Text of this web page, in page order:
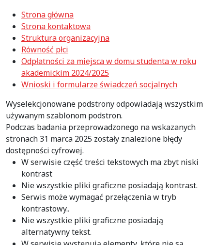
Strona główna
Strona kontaktowa
Struktura organizacyjna
Równość płci
Odpłatności za miejsca w domu studenta w roku
akademickim 2024/2025
Wnioski i formularze świadczeń socjalnych
Wyselekcjonowane podstrony odpowiadają wszystkim
używanym szablonom podstron.
Podczas badania przeprowadzonego na wskazanych
stronach 31 marca 2025 zostały znalezione błędy
dostępności cyfrowej.
W serwisie część treści tekstowych ma zbyt niski
kontrast
Nie wszystkie pliki graficzne posiadają kontrast.
Serwis może wymagać przełączenia w tryb
kontrastowy..
Nie wszystkie pliki graficzne posiadają
alternatywny tekst.